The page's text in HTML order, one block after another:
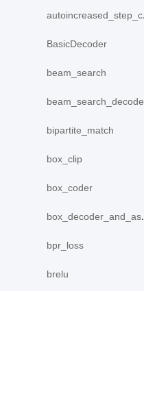
autoincreased_step_counter
BasicDecoder
beam_search
beam_search_decode
bipartite_match
box_clip
box_coder
box_decoder_and_assign
bpr_loss
brelu